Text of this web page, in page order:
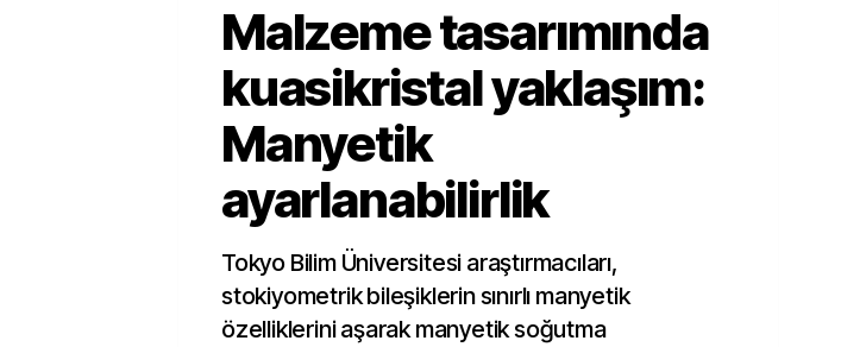
Malzeme tasarımında
kuasikristal yaklaşım:
Manyetik
ayarlanabilirlik
Tokyo Bilim Üniversitesi araştırmacıları,
stokiyometrik bileşiklerin sınırlı manyetik
özelliklerini aşarak manyetik soğutma